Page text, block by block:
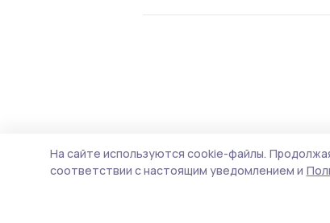
На сайте используются cookie-файлы.
соответствии с настоящим уведомлением и